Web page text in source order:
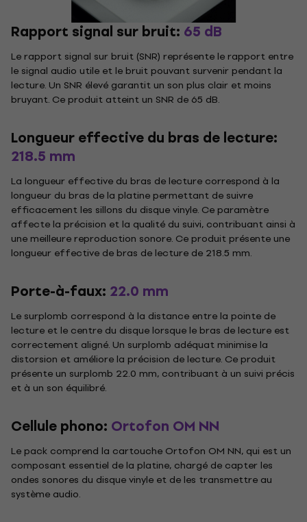
Rapport signal sur bruit: 65 dB
Le rapport signal sur bruit (SNR) représente le rapport entre
le signal audio utile et le bruit pouvant survenir pendant la
lecture. Un SNR élevé garantit un son plus clair et moins
bruyant. Ce produit atteint un SNR de 65 dB.
Longueur effective du bras de lecture:
218.5 mm
La longueur effective du bras de lecture correspond à la
longueur du bras de la platine permettant de suivre
efficacement les sillons du disque vinyle. Ce paramètre
affecte la précision et la qualité du suivi, contribuant ainsi à
une meilleure reproduction sonore. Ce produit présente une
longueur effective de bras de lecture de 218.5 mm.
Porte-à-faux: 22.0 mm
Le surplomb correspond à la distance entre la pointe de
lecture et le centre du disque lorsque le bras de lecture est
correctement aligné. Un surplomb adéquat minimise la
distorsion et améliore la précision de lecture. Ce produit
présente un surplomb 22.0 mm, contribuant à un suivi précis
et à un son équilibré.
Cellule phono: Ortofon OM NN
Le pack comprend la cartouche Ortofon OM NN, qui est un
composant essentiel de la platine, chargé de capter les
ondes sonores du disque vinyle et de les transmettre au
système audio.